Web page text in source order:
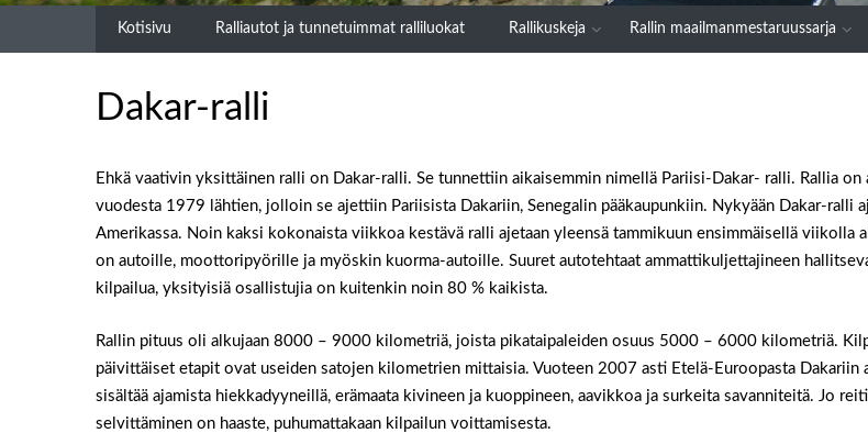
Kotisivu Ralliautot ja tunnetuimmat ralliluokat Rallikuskeja Rallin maailmanmestaruussarja
Dakar-ralli
Ehkä vaativin yksittäinen ralli on Dakar-ralli. Se tunnettiin aikaisemmin nimellä Pariisi-Dakar- ralli. Rallia on
vuodesta 1979 lähtien, jolloin se ajettiin Pariisista Dakariin, Senegalin pääkaupunkiin. Nykyään Dakar-ralli
Amerikassa. Noin kaksi kokonaista viikkoa kestävä ralli ajetaan yleensä tammikuun ensimmäisellä viikolla
on autoille, moottoripyörille ja myöskin kuorma-autoille. Suuret autotehtaat ammattikuljettajineen
kilpailua, yksityisiä osallistujia on kuitenkin noin 80 % kaikista.
Rallin pituus oli alkujaan 8000 – 9000 kilometriä, joista pikataipaleiden osuus 5000 – 6000 kilometriä.
päivittäiset etapit ovat useiden satojen kilometrien mittaisia. Vuoteen 2007 asti Etelä-Euroopasta Dakariin
sisältää ajamista hiekkadyyneillä, erämaata kivineen ja kuoppineen, aavikkoa ja surkeita savanniteitä. Jo
selvittäminen on haaste, puhumattakaan kilpailun voittamisesta.